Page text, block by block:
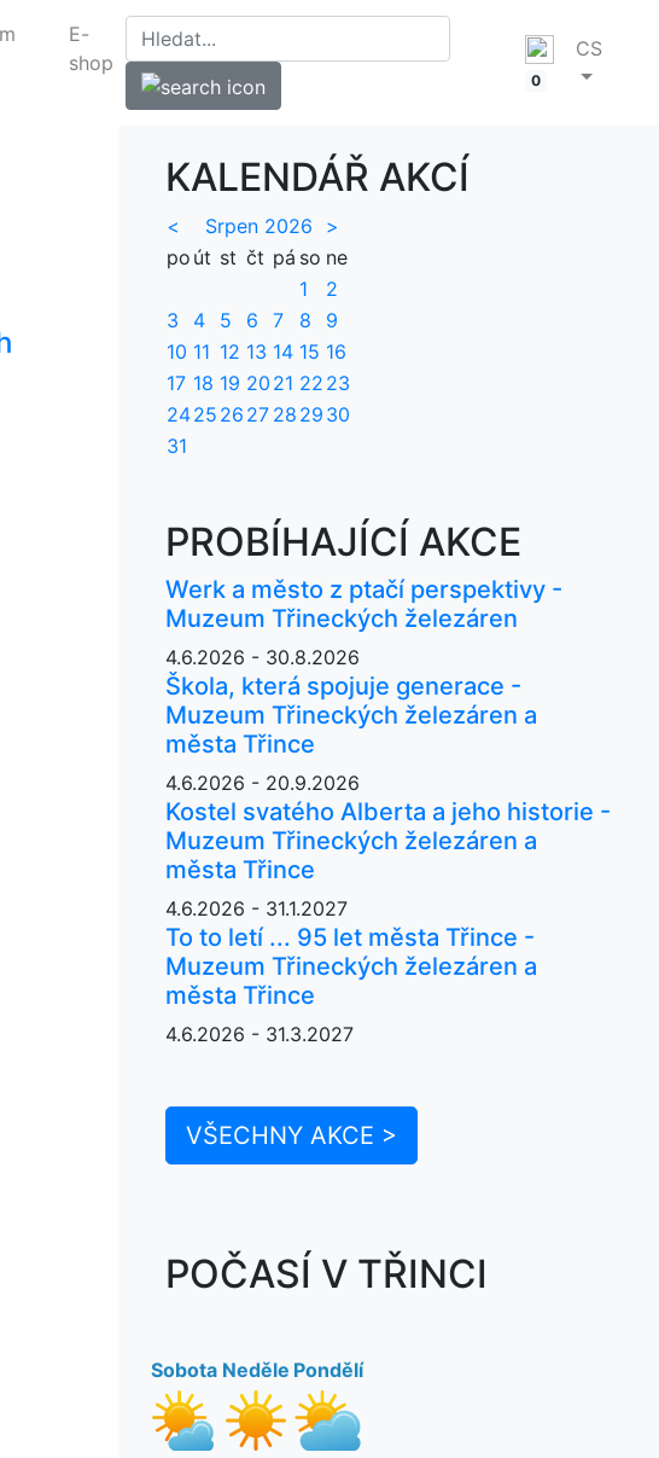
E-
shop
0
CS
KALENDÁŘ AKCÍ
< Srpen 2026
>
po út st čt pá so ne
1
2
3
4 5 6 7 8
9
10 11 12 13 14 15 16
17 18 19 20 21 22 23
2425 26 27 28 29 30
31
PROBÍHAJÍCÍ AKCE
Werk a město z ptačí perspektivy -
Muzeum Třineckých železáren
4.6.2026 - 30.8.2026
Škola, která spojuje generace -
Muzeum Třineckých železáren a
města Třince
4.6.2026 - 20.9.2026
Kostel svatého Alberta a jeho historie -
Muzeum Třineckých železáren a
města Třince
4.6.2026 - 31.1.2027
To to letí ... 95 let města Třince -
Muzeum Třineckých železáren a
města Třince
4.6.2026 - 31.3.2027
VŠECHNY AKCE >
POČASÍ V TŘINCI
Sobota Neděle Pondělí